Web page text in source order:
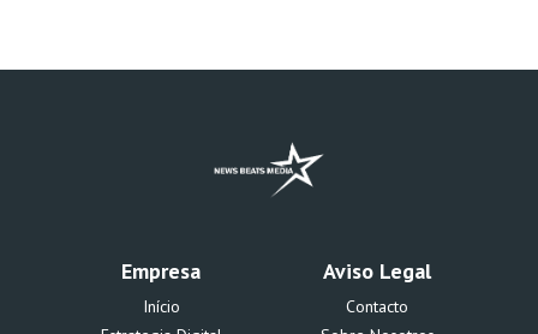
Empresa
Início
Aviso Legal
Contacto